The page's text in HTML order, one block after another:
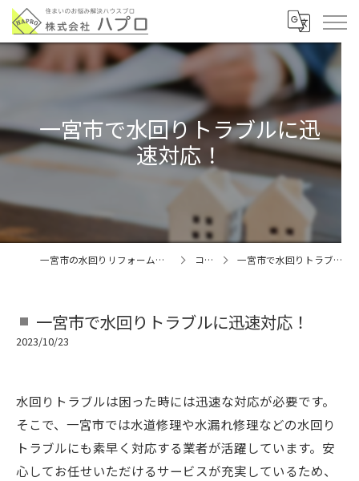
一宮市で水回りトラブルに迅
速対応！
一宮市の水回りリフォームなら株式会社ハプロ コラム 一宮市で水回りトラブルに迅速対応！
一宮市で水回りトラブルに迅速対応！
2023/10/23
水回りトラブルは困った時には迅速な対応が必要です。
そこで、一宮市では水道修理や水漏れ修理などの水回り
トラブルにも素早く対応する業者が活躍しています。安
心してお任せいただけるサービスが充実しているため、